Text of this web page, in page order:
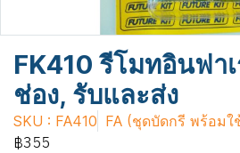
FK410 รีโมทอินฟา
ช่อง, รับและส่ง
SKU : FA410 FA (ชุดบัดกรี พร้อมใ
฿355